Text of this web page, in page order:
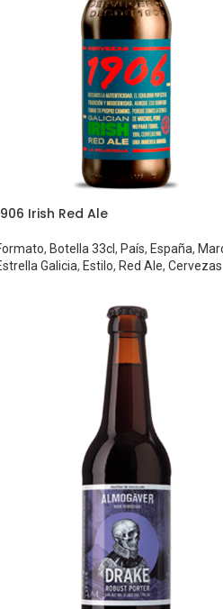
Irish Red Ale
, Botella 33cl, País, España,
Galicia, Estilo, Red Ale, Cervezas